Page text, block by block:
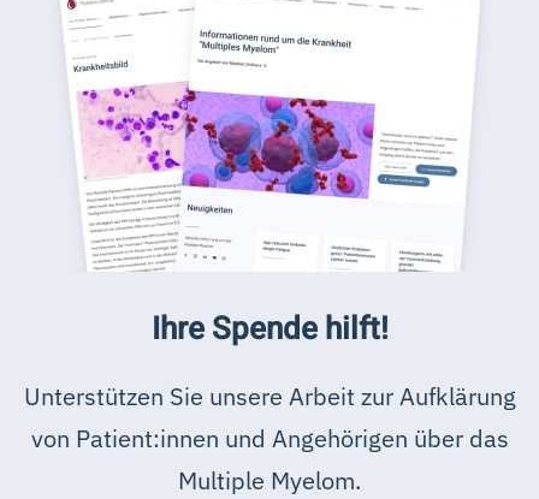
Ihre Spende hilft!
Unterstützen Sie unsere Arbeit zur Aufklärung
von Patient:innen und Angehörigen über das
Multiple Myelom.